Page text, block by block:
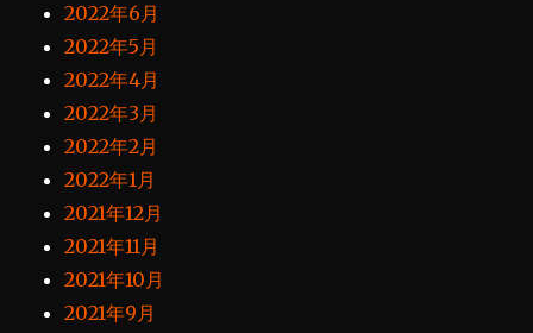
2022年6月
2022年5月
2022年4月
2022年3月
2022年2月
2022年1月
2021年12月
2021年11月
2021年10月
2021年9月